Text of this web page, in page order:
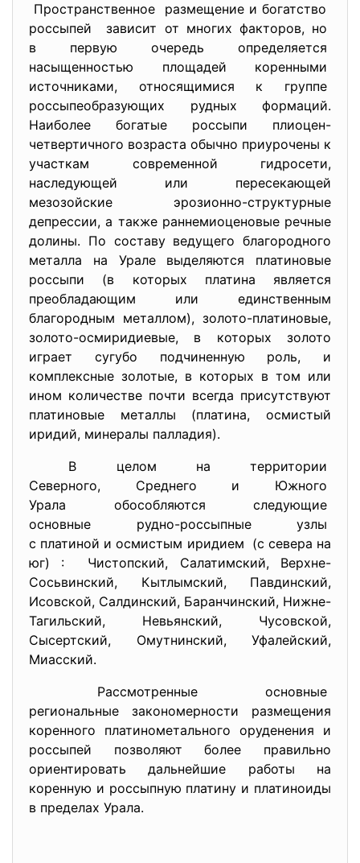
Пространственное размещение и богатство
россыпей зависит от многих факторов, но
в первую очередь определяется
насыщенностью площадей коренными
источниками, относящимися к группе
россыпеобразующих рудных формаций.
Наиболее богатые россыпи плиоцен-
четвертичного возраста обычно приурочены к
участкам современной гидросети,
наследующей или пересекающей
мезозойские эрозионно-структурные
депрессии, а также раннемиоценовые речные
долины. По составу ведущего благородного
металла на Урале выделяются платиновые
россыпи (в которых платина является
преобладающим или единственным
благородным металлом), золото-платиновые,
золото-осмиридиевые, в которых золото
играет сугубо подчиненную роль, и
комплексные золотые, в которых в том или
ином количестве почти всегда присутствуют
платиновые металлы (платина, осмистый
иридий, минералы палладия).
В целом на территории
Северного, Среднего и Южного
Урала обособляются следующие
основные рудно-россыпные узлы
с платиной и осмистым иридием (с севера на
юг) : Чистопский, Салатимский, Верхне-
Сосьвинский, Кытлымский, Павдинский,
Исовской, Салдинский, Баранчинский, Нижне-
Тагильский, Невьянский, Чусовской,
Сысертский, Омутнинский, Уфалейский,
Миасский.
Рассмотренные основные
региональные закономерности размещения
коренного платинометального оруденения и
россыпей позволяют более правильно
ориентировать дальнейшие работы на
коренную и россыпную платину и платиноиды
в пределах Урала.